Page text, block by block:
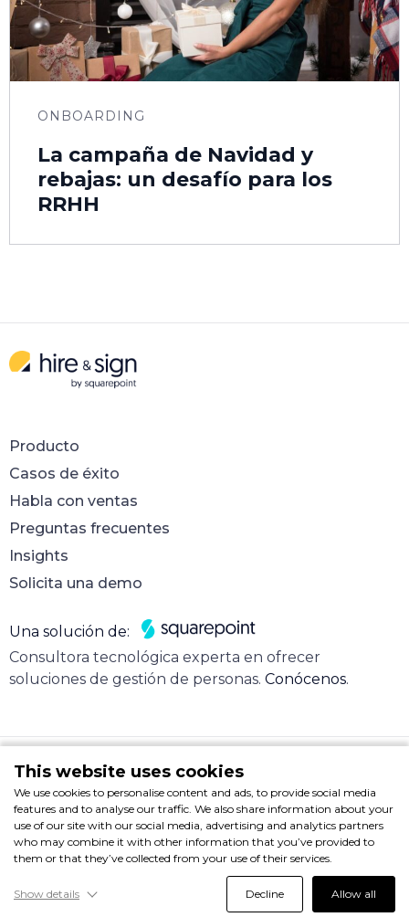
This website uses cookies
We use cookies to personalise content and ads, to provide social media
features and to analyse our traffic. We also share information about your
use of our site with our social media, advertising and analytics partners
who may combine it with other information that you’ve provided to
them or that they’ve collected from your use of their services.
Show details Decline Allow all
ONBOARDING
La campaña de Navidad y
rebajas: un desafío para los
RRHH
Producto
Casos de éxito
Habla con ventas
Preguntas frecuentes
Insights
Solicita una demo
Una solución de:
Consultora tecnológica experta en ofrecer
soluciones de gestión de personas. Conócenos.
© 2025 Hire & Sign. Todos los derechos reservados.
Nota legal